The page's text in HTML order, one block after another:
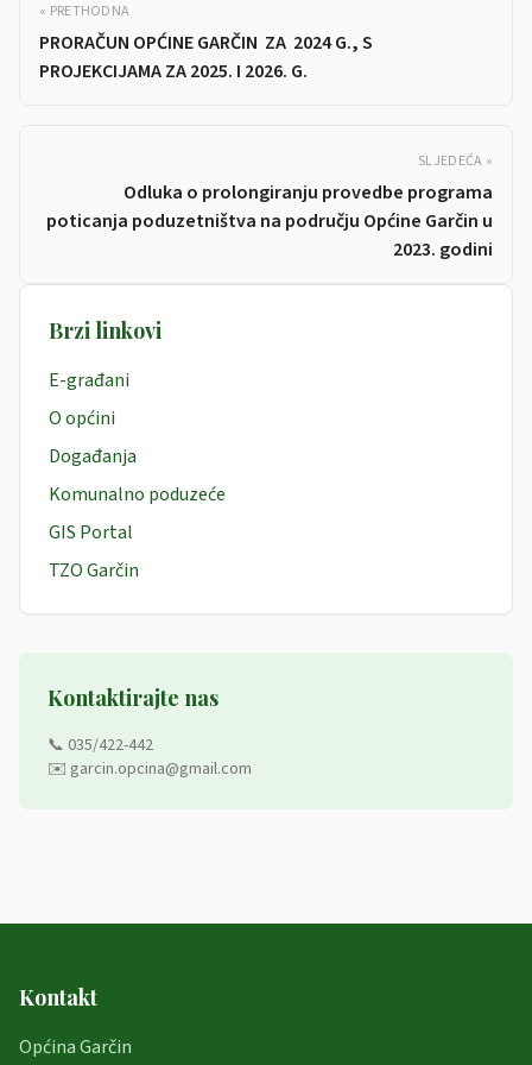
« PRETHODNA
PRORAČUN OPĆINE GARČIN ZA 2024 G., S
PROJEKCIJAMA ZA 2025. I 2026. G.
SLJEDEĆA »
Odluka o prolongiranju provedbe programa
poticanja poduzetništva na području Općine Garčin u
2023. godini
Brzi linkovi
E-građani
O općini
Događanja
Komunalno poduzeće
GIS Portal
TZO Garčin
Kontaktirajte nas
📞 035/422-442
✉️ garcin.opcina@gmail.com
Kontakt
Općina Garčin